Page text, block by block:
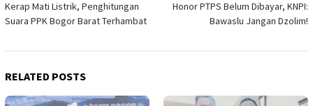
navigation
Kerap Mati Listrik, Penghitungan
Suara PPK Bogor Barat Terhambat
Honor PTPS Belum Dibayar, KNPI:
Bawaslu Jangan Dzolim!
RELATED POSTS